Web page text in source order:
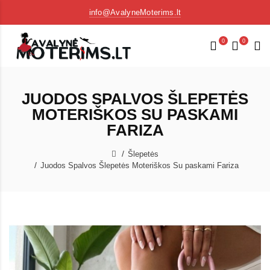
info@AvalyneMoterims.lt
0 0
JUODOS SPALVOS ŠLEPETĖS
MOTERIŠKOS SU PASKAMI
FARIZA
Šlepetės
Juodos Spalvos Šlepetės Moteriškos Su paskami Fariza